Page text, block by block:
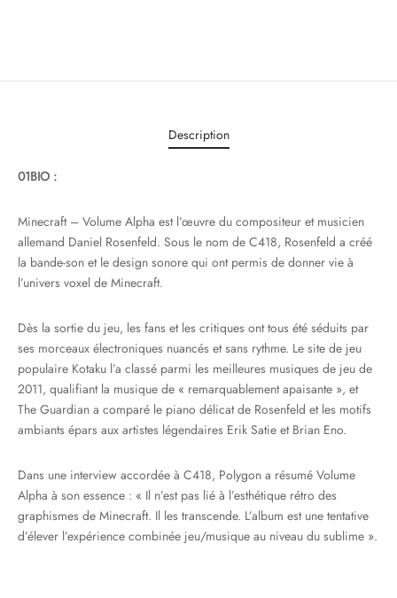
Description
01BIO :
Minecraft – Volume Alpha est l’œuvre du compositeur et musicien
allemand Daniel Rosenfeld. Sous le nom de C418, Rosenfeld a créé
la bande-son et le design sonore qui ont permis de donner vie à
l’univers voxel de Minecraft.
Dès la sortie du jeu, les fans et les critiques ont tous été séduits par
ses morceaux électroniques nuancés et sans rythme. Le site de jeu
populaire Kotaku l’a classé parmi les meilleures musiques de jeu de
2011, qualifiant la musique de « remarquablement apaisante », et
The Guardian a comparé le piano délicat de Rosenfeld et les motifs
ambiants épars aux artistes légendaires Erik Satie et Brian Eno.
Dans une interview accordée à C418, Polygon a résumé Volume
Alpha à son essence : « Il n’est pas lié à l’esthétique rétro des
graphismes de Minecraft. Il les transcende. L’album est une tentative
d’élever l’expérience combinée jeu/musique au niveau du sublime ».